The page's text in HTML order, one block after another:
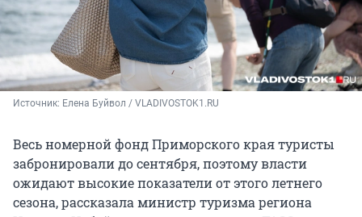
Источник: Елена Буйвол / VLADIVOSTOK1.RU
Весь номерной фонд Приморского края туристы
забронировали до сентября, поэтому власти
ожидают высокие показатели от этого летнего
сезона, рассказала министр туризма региона